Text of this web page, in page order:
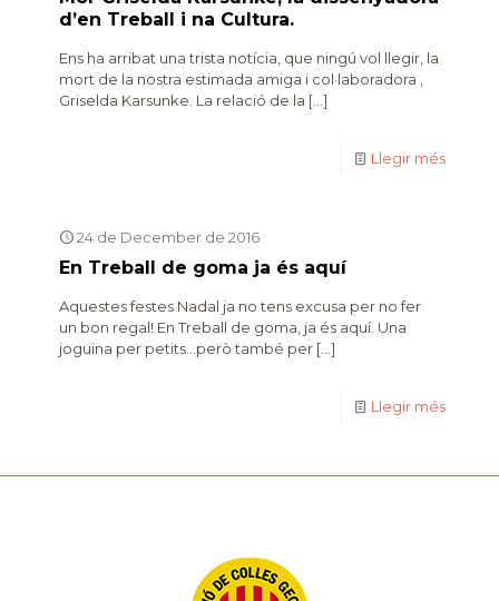
d’en Treball i na Cultura.
Ens ha arribat una trista notícia, que ningú vol llegir, la
mort de la nostra estimada amiga i col·laboradora ,
Griselda Karsunke. La relació de la […]
Llegir més
24 de December de 2016
En Treball de goma ja és aquí
Aquestes festes Nadal ja no tens excusa per no fer
un bon regal! En Treball de goma, ja és aquí. Una
joguina per petits…però també per […]
Llegir més